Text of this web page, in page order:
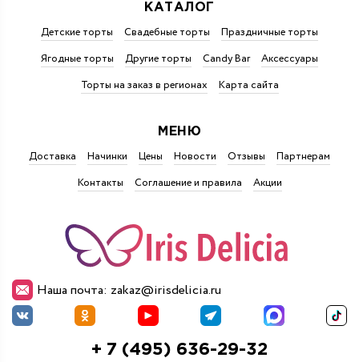
Наша почта: zakaz@irisdelicia.ru
+ 7 (495) 636-29-32
КАТАЛОГ
Детские торты Свадебные торты
Праздничные торты
Ягодные торты
Другие торты Candy Bar
Аксессуары
Торты на заказ в регионах
Карта сайта
МЕНЮ
Доставка Начинки Цены Новости Отзывы
Партнерам
Контакты
Соглашение и правила Акции